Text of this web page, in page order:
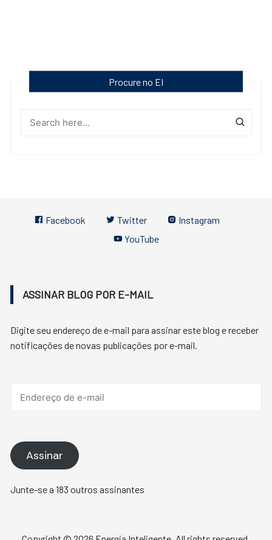
Procure no EI
Facebook Twitter
Instagram
YouTube
ASSINAR BLOG POR E-MAIL
Digite seu endereço de e-mail para assinar este blog e receber
notificações de novas publicações por e-mail.
Assinar
Junte-se a 183 outros assinantes